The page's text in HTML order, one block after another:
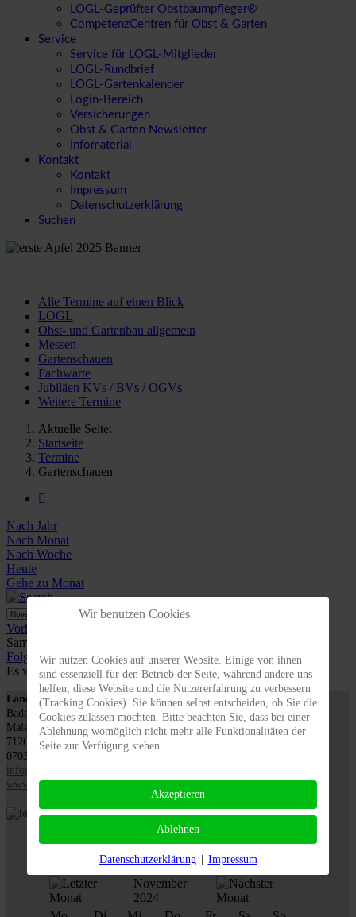
LOGL-Geprüfter Obstbaumpfleger®
CompetenzCentren für Obst & Garten
Service
Service für LOGL-Mitglieder
LOGL-Rundbrief
LOGL-Gartenkalender
Login-Bereich
Versicherungen
Obst & Garten Newsletter
Infomaterial
Kontakt
Kontakt
Impressum
Datenschutzerklärung
Suchen
Alle Termine auf einen Blick
LOGL
Obst- und Gartenbau allgemein
Messen
Gartenschauen
Fachwarte
Jubiläen KVs / BVs / OGVs
Weitere Termine
Aktuelle Seite:
Startseite
Termine
Gartenschauen
Nach Jahr
Nach Monat
Nach Woche
Heute
Gehe zu Monat
Gehe zu Monat
Vorheriger Tag
Samstag, 09. November 2024
Folgetag
Es wurden keine Events gefunden
Landesverband für Obstbau, Garten und Landschaft
Baden-Württemberg e.V., LOGL
Malersbuckel 11
71263 Weil der Stadt
07033 / 69 23 902
info@logl-bw.de
www.logl-bw.de
November
2024
Wir benutzen Cookies
Wir nutzen Cookies auf unserer Website. Einige von ihnen
sind essenziell für den Betrieb der Seite, während andere uns
helfen, diese Website und die Nutzererfahrung zu verbessern
(Tracking Cookies). Sie können selbst entscheiden, ob Sie die
Cookies zulassen möchten. Bitte beachten Sie, dass bei einer
Ablehnung womöglich nicht mehr alle Funktionalitäten der
Seite zur Verfügung stehen.
Akzeptieren
Ablehnen
Datenschutzerklärung Impressum